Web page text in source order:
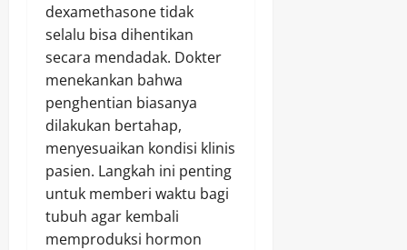
dexamethasone tidak
selalu bisa dihentikan
secara mendadak. Dokter
menekankan bahwa
penghentian biasanya
dilakukan bertahap,
menyesuaikan kondisi klinis
pasien. Langkah ini penting
untuk memberi waktu bagi
tubuh agar kembali
memproduksi hormon